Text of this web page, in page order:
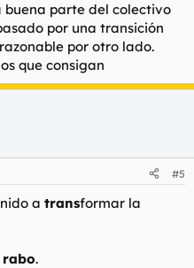
buena parte del colectivo
por una transición
por otro lado.
que consigan
#5
a transformar la
rabo.